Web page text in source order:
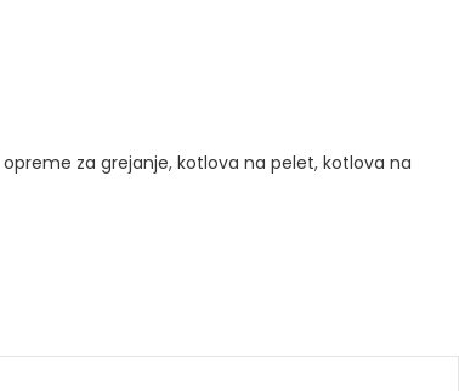
opreme za grejanje, kotlova na pelet, kotlova na